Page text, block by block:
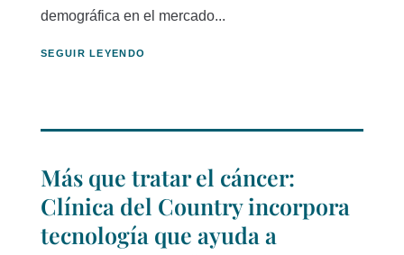
demográfica en el mercado...
SEGUIR LEYENDO
Más que tratar el cáncer:
Clínica del Country incorpora
tecnología que ayuda a